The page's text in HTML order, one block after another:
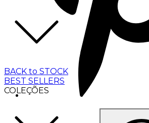
BACK to STOCK
BEST SELLERS
COLEÇÕES